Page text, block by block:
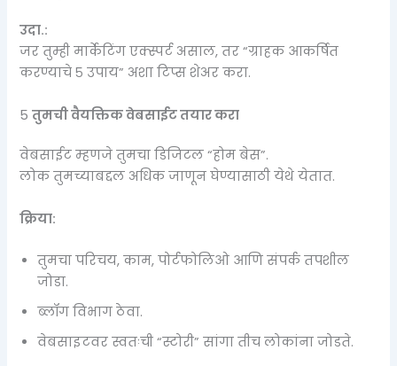
उदा.:
जर तुम्ही मार्केटिंग एक्स्पर्ट असाल, तर “ग्राहक आकर्षित
करण्याचे ५ उपाय” अशा टिप्स शेअर करा.
5️तुमची वैयक्तिक वेबसाईट तयार करा
वेबसाईट म्हणजे तुमचा डिजिटल “होम बेस”.
लोक तुमच्याबद्दल अधिक जाणून घेण्यासाठी येथे येतात.
क्रिया:
तुमचा परिचय, काम, पोर्टफोलिओ आणि संपर्क तपशील
जोडा.
ब्लॉग विभाग ठेवा.
वेबसाइटवर स्वतःची “स्टोरी” सांगा तीच लोकांना जोडते.